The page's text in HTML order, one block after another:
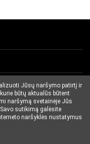
Jūsų naršymo patirtį ir
būtų aktualūs būtent
naršymą svetainėje Jūs
sutikimą galėsite
naršyklės nustatymus